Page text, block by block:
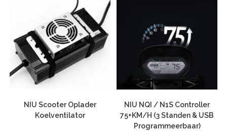
NIU Scooter Oplader
Koelventilator
NIU NQI / N1S Controller
75+KM/H (3 Standen & USB
Programmeerbaar)